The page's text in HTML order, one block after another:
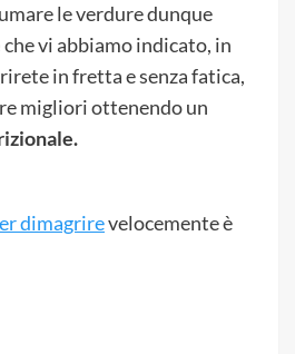
le verdure dunque
che vi abbiamo indicato, in
in fretta e senza fatica,
migliori ottenendo un
dimagrirevelocemente è